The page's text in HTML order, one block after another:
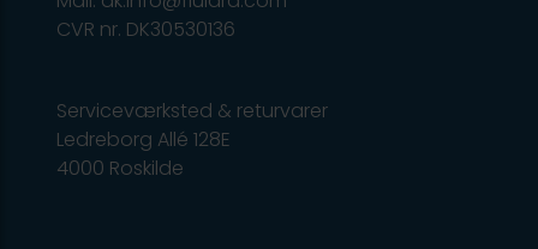
CVR nr. DK30530136
Serviceværksted & returvarer
Ledreborg Allé 128E
4000 Roskilde